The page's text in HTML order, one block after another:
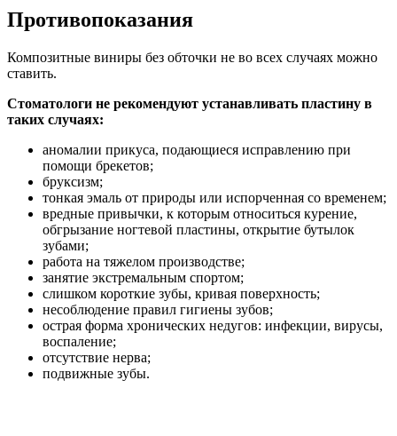
Противопоказания
Композитные виниры без обточки не во всех случаях можно
ставить.
Стоматологи не рекомендуют устанавливать пластину в
таких случаях:
аномалии прикуса, подающиеся исправлению при
помощи брекетов;
бруксизм;
тонкая эмаль от природы или испорченная со временем;
вредные привычки, к которым относиться курение,
обгрызание ногтевой пластины, открытие бутылок
зубами;
работа на тяжелом производстве;
занятие экстремальным спортом;
слишком короткие зубы, кривая поверхность;
несоблюдение правил гигиены зубов;
острая форма хронических недугов: инфекции, вирусы,
воспаление;
отсутствие нерва;
подвижные зубы.